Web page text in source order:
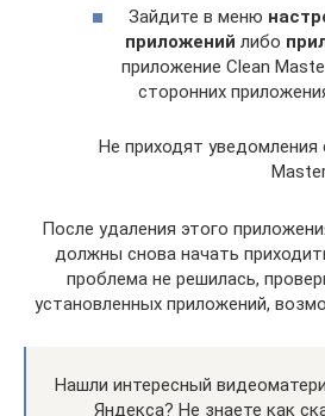
Зайдите в меню
приложений либо
приложение Clean
сторонних
Не приходят
После удаления этого
должны снова начать
проблема не решилась,
установленных приложений,
Нашли интересный
Яндекса? Не знаете как